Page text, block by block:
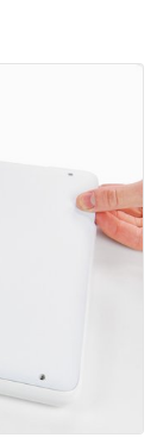
コメントを投稿